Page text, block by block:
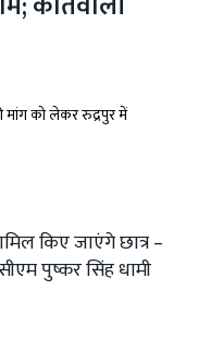
मांग को लेकर रुद्रपुर में
किए जाएंगे छात्र –
पुष्कर सिंह धामी